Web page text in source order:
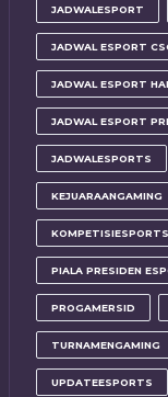
JADWALESPORT
JADWAL ESPORT
JADWAL ESPORT
JADWAL ESPORT
JADWALESPORTS
KEJUARAANGAMING
KOMPETISIESPORTS
PIALA PRESIDEN
PROGAMERSID
TURNAMENGAMING
UPDATEESPORTS